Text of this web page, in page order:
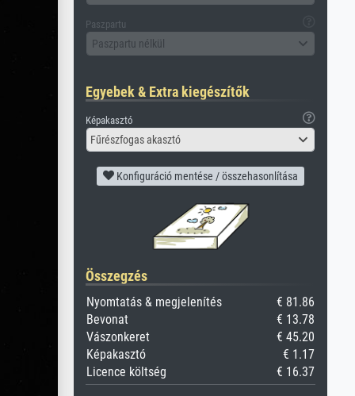
Paszpartu
Paszpartu nélkül
Egyebek & Extra kiegészítők
Képakasztó
Fűrészfogas akasztó
Konfiguráció mentése / összehasonlítása
Összegzés
Nyomtatás & megjelenítés
€ 81.86
Bevonat
€ 13.78
Vászonkeret
€ 45.20
Képakasztó
€ 1.17
Licence költség
€ 16.37